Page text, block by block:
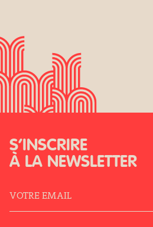
S’INSCRIRE
À LA NEWSLETTER